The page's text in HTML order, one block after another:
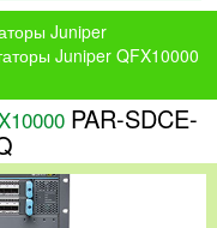
Juniper
Juniper QFX10000
PAR-SDCE-